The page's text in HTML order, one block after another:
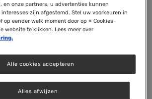
en onze partners, u advertenties kunnen
zijn afgestemd. Stel uw voorkeuren in
op eender welk moment door op « Cookies-
website te klikken. Lees meer over
Alles afwijzen
Alle cookies accepteren